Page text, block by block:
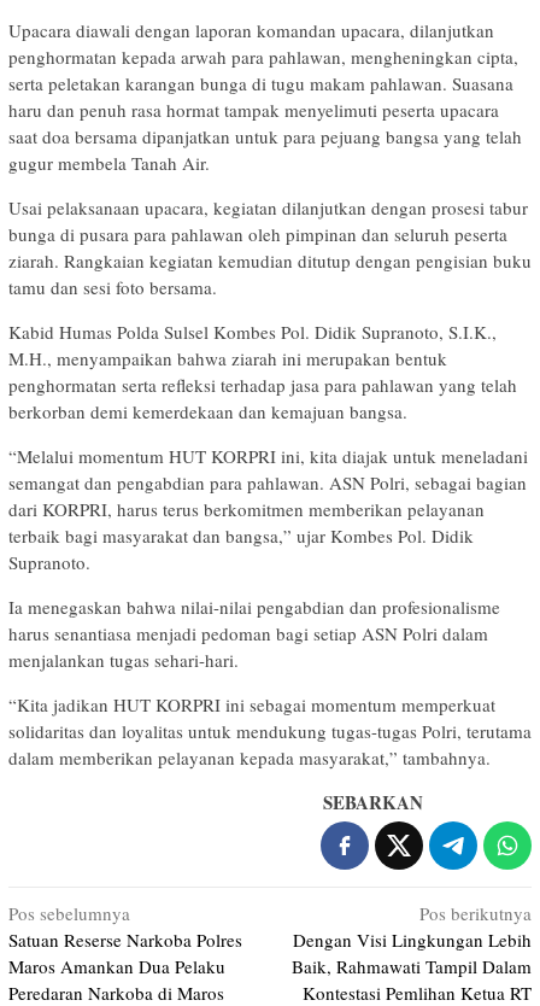
Upacara diawali dengan laporan komandan upacara, dilanjutkan
penghormatan kepada arwah para pahlawan, mengheningkan cipta,
serta peletakan karangan bunga di tugu makam pahlawan. Suasana
haru dan penuh rasa hormat tampak menyelimuti peserta upacara
saat doa bersama dipanjatkan untuk para pejuang bangsa yang telah
gugur membela Tanah Air.
Usai pelaksanaan upacara, kegiatan dilanjutkan dengan prosesi tabur
bunga di pusara para pahlawan oleh pimpinan dan seluruh peserta
ziarah. Rangkaian kegiatan kemudian ditutup dengan pengisian buku
tamu dan sesi foto bersama.
Kabid Humas Polda Sulsel Kombes Pol. Didik Supranoto, S.I.K.,
M.H., menyampaikan bahwa ziarah ini merupakan bentuk
penghormatan serta refleksi terhadap jasa para pahlawan yang telah
berkorban demi kemerdekaan dan kemajuan bangsa.
“Melalui momentum HUT KORPRI ini, kita diajak untuk meneladani
semangat dan pengabdian para pahlawan. ASN Polri, sebagai bagian
dari KORPRI, harus terus berkomitmen memberikan pelayanan
terbaik bagi masyarakat dan bangsa,” ujar Kombes Pol. Didik
Supranoto.
Ia menegaskan bahwa nilai-nilai pengabdian dan profesionalisme
harus senantiasa menjadi pedoman bagi setiap ASN Polri dalam
menjalankan tugas sehari-hari.
“Kita jadikan HUT KORPRI ini sebagai momentum memperkuat
solidaritas dan loyalitas untuk mendukung tugas-tugas Polri, terutama
dalam memberikan pelayanan kepada masyarakat,” tambahnya.
SEBARKAN
Navigasi
pos
Pos sebelumnya
Satuan Reserse Narkoba Polres
Maros Amankan Dua Pelaku
Peredaran Narkoba di Maros
Pos berikutnya
Dengan Visi Lingkungan Lebih
Baik, Rahmawati Tampil Dalam
Kontestasi Pemlihan Ketua RT